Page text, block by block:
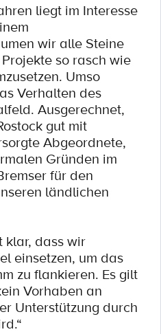
liegt im Interesse
wir alle Steine
so rasch wie
Umso
Verhalten des
Ausgerechnet,
gut mit
Abgeordnete,
Gründen im
für den
ländlichen
klar, dass wir
einsetzen, um das
zu flankieren. Es gilt
Vorhaben an
Unterstützung durch